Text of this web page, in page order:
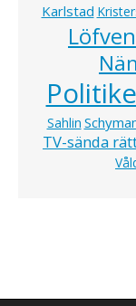
Karlstad
Löfven
Sahlin
TV-sända